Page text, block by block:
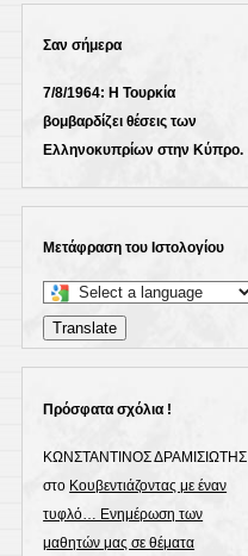
Σαν σήμερα
7/8/1964: Η Τουρκία
βομβαρδίζει θέσεις των
Ελληνοκυπρίων στην Κύπρο.
Μετάφραση του Ιστολογίου
Select
a
language
translate
page
Translate
Πρόσφατα σχόλια !
ΚΩΝΣΤΑΝΤΙΝΟΣ ΔΡΑΜΙΣΙΩΤΗΣ
στο Κουβεντιάζοντας με έναν
τυφλό… Ενημέρωση των
μαθητών μας σε θέματα